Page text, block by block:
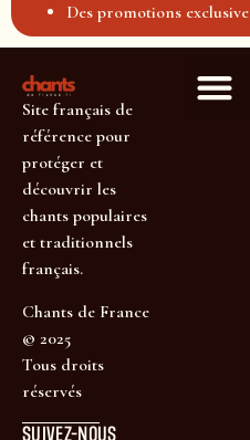
Des promotions
Site français de
référence pour
protéger et
découvrir les
chants populaires
et traditionnels
français.
Chants de France
© 2025
Tous droits
réservés
SUIVEZ-NOUS